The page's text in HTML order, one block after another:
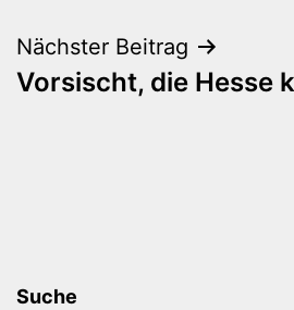
Nächster Beitrag
Vorsischt, die Hesse
Suche